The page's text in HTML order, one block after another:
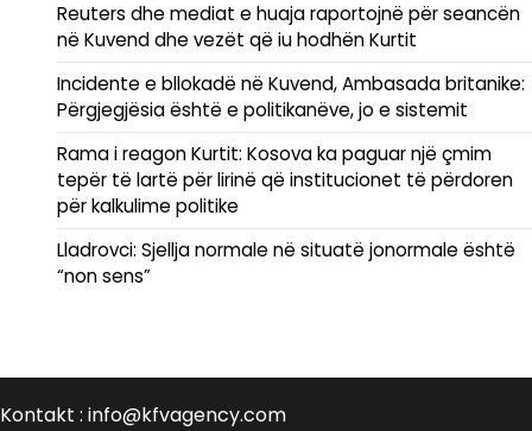
Reuters dhe mediat e huaja raportojnë për seancën
në Kuvend dhe vezët që iu hodhën Kurtit
Incidente e bllokadë në Kuvend, Ambasada britanike:
Përgjegjësia është e politikanëve, jo e sistemit
Rama i reagon Kurtit: Kosova ka paguar një çmim
tepër të lartë për lirinë që institucionet të përdoren
për kalkulime politike
Lladrovci: Sjellja normale në situatë jonormale është
“non sens”
Kontakt : info@kfvagency.com